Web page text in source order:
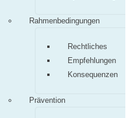
Rahmenbedingungen
Rechtliches
Empfehlungen
Konsequenzen
Prävention